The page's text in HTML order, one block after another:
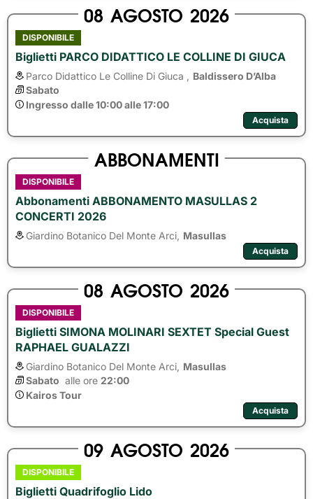
08 AGOSTO 2026
DISPONIBILE
Biglietti PARCO DIDATTICO LE COLLINE DI GIUCA
Parco Didattico Le Colline Di Giuca ,
Baldissero D’Alba
Sabato
Ingresso dalle 10:00 alle 17:00
Acquista
ABBONAMENTI
DISPONIBILE
Abbonamenti ABBONAMENTO MASULLAS 2
CONCERTI 2026
Giardino Botanico Del Monte Arci, Masullas
Acquista
08 AGOSTO 2026
DISPONIBILE
Biglietti SIMONA MOLINARI SEXTET Special Guest
RAPHAEL GUALAZZI
Giardino Botanico Del Monte Arci, Masullas
Sabato alle ore 22:00
Kairos Tour
Acquista
09 AGOSTO 2026
DISPONIBILE
Biglietti Quadrifoglio Lido